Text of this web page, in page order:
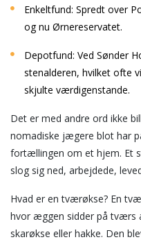
Enkeltfund: Spredt over
og nu Ørnereservatet.
Depotfund: Ved Sønder
stenalderen, hvilket ofte
skjulte værdigenstande.
Det er med andre ord ikke
nomadiske jægere blot har
fortællingen om et hjem. Et
slog sig ned, arbejdede,
Hvad er en tværøkse? En
hvor æggen sidder på tværs
skarøkse eller hakke. Den